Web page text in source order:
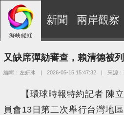
新聞 兩岸觀察
又缺席彈劾審查，賴清德被
編輯：左妍冰 | 2026-05-15 15:47:32 | 來源
【環球時報特約記者 陳
員會13日第二次舉行台灣地